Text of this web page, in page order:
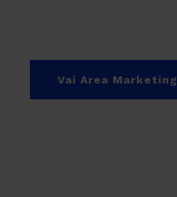
Vai Area Marketing